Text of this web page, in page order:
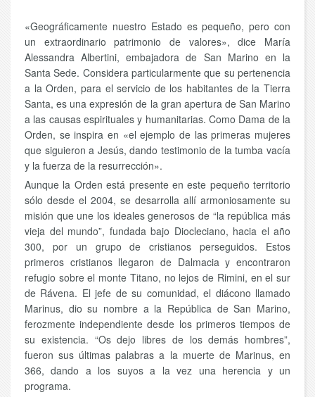
«Geográficamente nuestro Estado es pequeño, pero con
un extraordinario patrimonio de valores», dice María
Alessandra Albertini, embajadora de San Marino en la
Santa Sede. Considera particularmente que su pertenencia
a la Orden, para el servicio de los habitantes de la Tierra
Santa, es una expresión de la gran apertura de San Marino
a las causas espirituales y humanitarias. Como Dama de la
Orden, se inspira en «el ejemplo de las primeras mujeres
que siguieron a Jesús, dando testimonio de la tumba vacía
y la fuerza de la resurrección».
Aunque la Orden está presente en este pequeño territorio
sólo desde el 2004, se desarrolla allí armoniosamente su
misión que une los ideales generosos de “la república más
vieja del mundo”, fundada bajo Diocleciano, hacia el año
300, por un grupo de cristianos perseguidos. Estos
primeros cristianos llegaron de Dalmacia y encontraron
refugio sobre el monte Titano, no lejos de Rimini, en el sur
de Rávena. El jefe de su comunidad, el diácono llamado
Marinus, dio su nombre a la República de San Marino,
ferozmente independiente desde los primeros tiempos de
su existencia. “Os dejo libres de los demás hombres”,
fueron sus últimas palabras a la muerte de Marinus, en
366, dando a los suyos a la vez una herencia y un
programa.